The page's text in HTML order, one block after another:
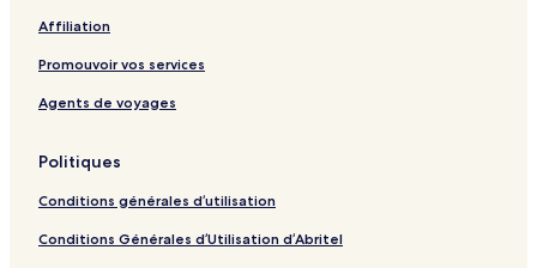
Affiliation
Promouvoir vos services
Agents de voyages
Politiques
Conditions générales d’utilisation
Conditions Générales d’Utilisation d’Abritel